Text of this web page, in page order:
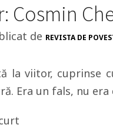
Cosmin
de REVISTA DE
la viitor, cuprinse
Era un fals, nu era